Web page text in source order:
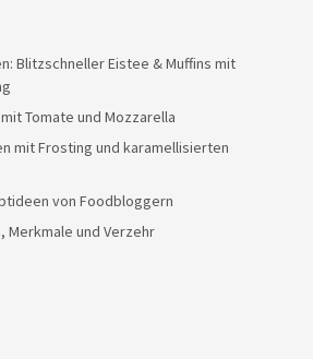
Blitzschneller Eistee & Muffins mit
Tomate und Mozzarella
mit Frosting und karamellisierten
von Foodbloggern
Merkmale und Verzehr